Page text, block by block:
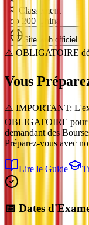
Classement
Top 200 China
Site web officiel
⚠️ OBLIGATOIRE
Vous
⚠️ IMPORTANT:
OBLIGATOIRE pour
demandant des
Préparez-vous avec
Lire le Guide
📅 Dates